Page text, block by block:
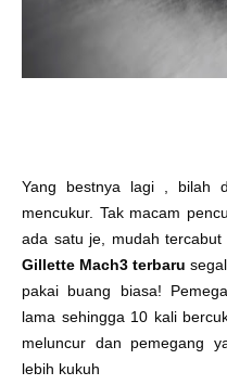
Yang bestnya lagi , bilah
mencukur. Tak macam
ada satu je, mudah
Gillette Mach3 terbaru
pakai buang biasa!
lama sehingga 10 kali
meluncur dan pemegang
lebih kukuh